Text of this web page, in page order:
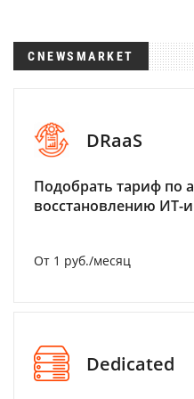
CNEWSMARKET
DRaaS
Подобрать тариф по
восстановлению ИТ-
От 1 руб./месяц
Dedicated